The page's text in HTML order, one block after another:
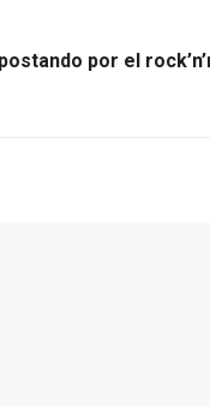
por el